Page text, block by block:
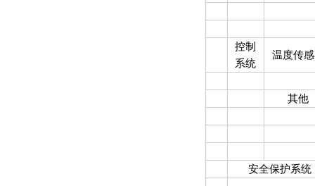
控制
系统
温度传
其他
安全保护系统